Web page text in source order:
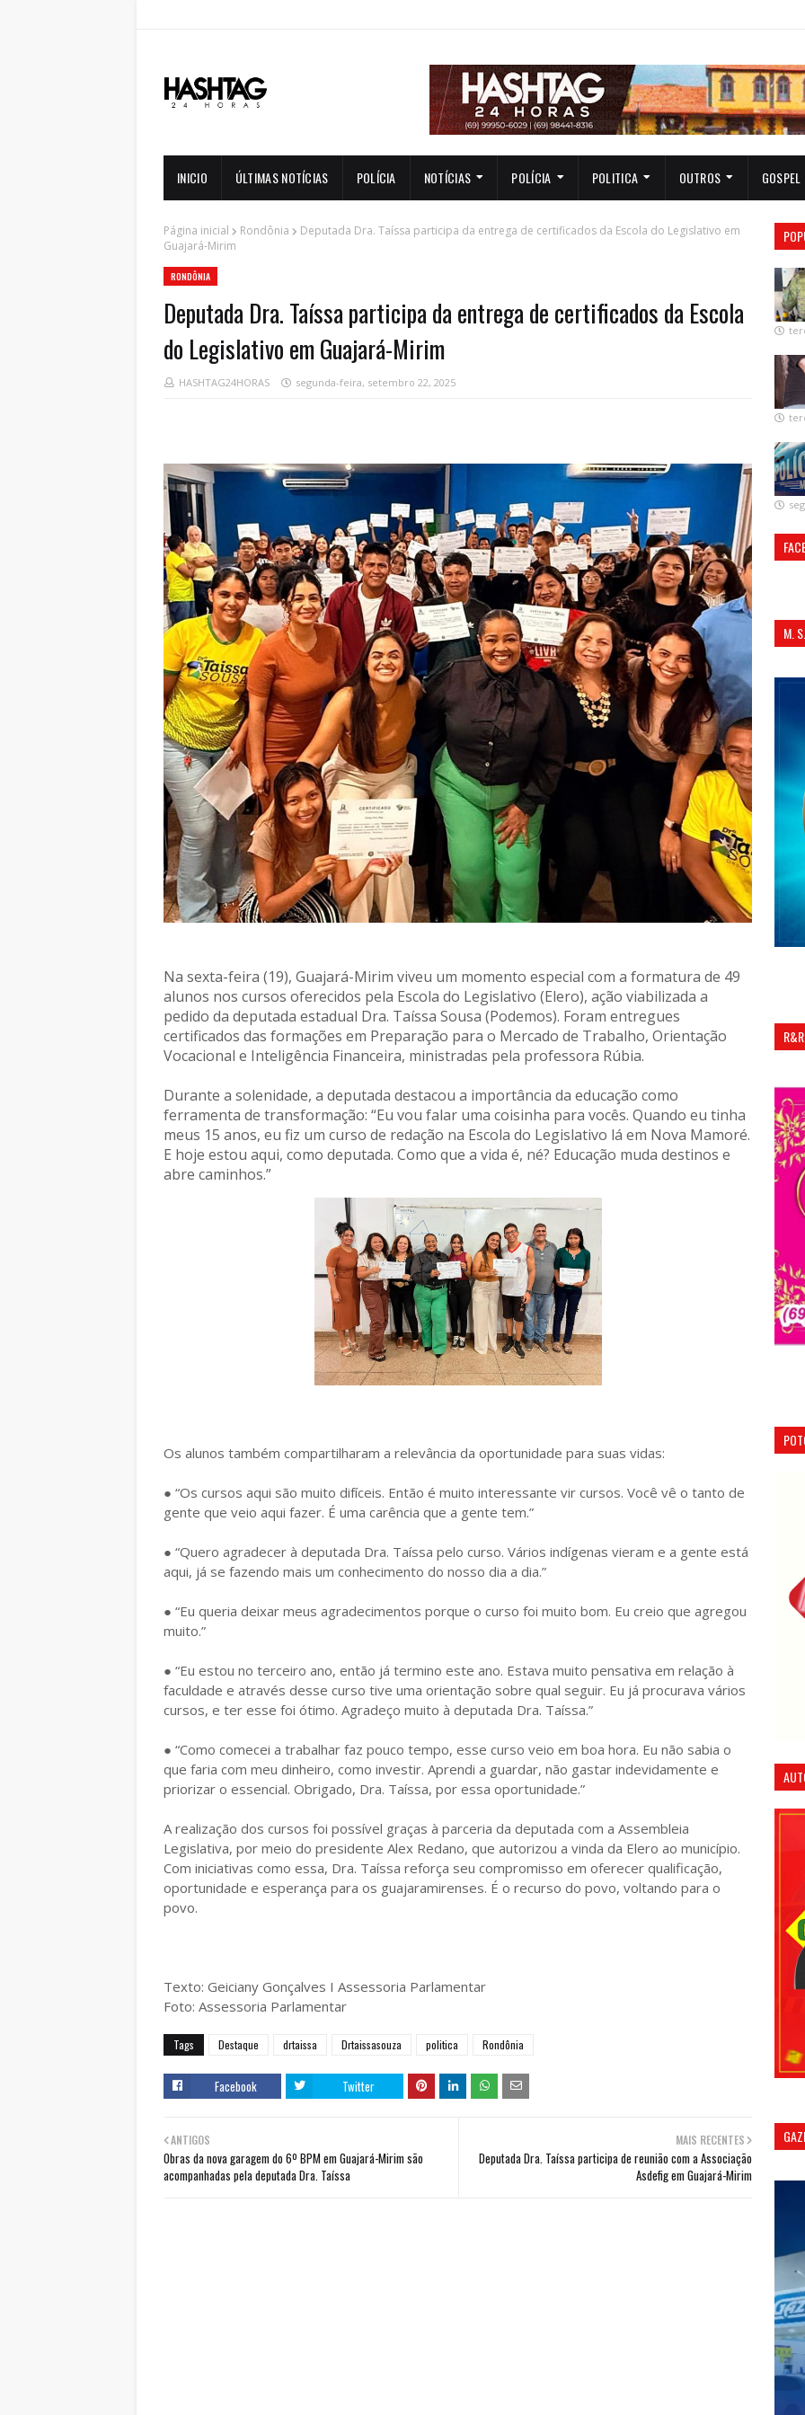
INICIO ÚLTIMAS NOTÍCIAS POLÍCIA NOTÍCIAS POLÍCIA POLITICA OUTROS GOSPEL
Página inicial Rondônia
Deputada Dra. Taíssa participa da entrega de certificados da Escola do Legislativo em
Guajará-Mirim
RONDÔNIA
Deputada Dra. Taíssa participa da entrega de certificados da Escola
do Legislativo em Guajará-Mirim
HASHTAG24HORAS segunda-feira, setembro 22, 2025
Na sexta-feira (19), Guajará-Mirim viveu um momento especial com a formatura de 49
alunos nos cursos oferecidos pela Escola do Legislativo (Elero), ação viabilizada a
pedido da deputada estadual Dra. Taíssa Sousa (Podemos). Foram entregues
certificados das formações em Preparação para o Mercado de Trabalho, Orientação
Vocacional e Inteligência Financeira, ministradas pela professora Rúbia.
Durante a solenidade, a deputada destacou a importância da educação como
ferramenta de transformação: “Eu vou falar uma coisinha para vocês. Quando eu tinha
meus 15 anos, eu fiz um curso de redação na Escola do Legislativo lá em Nova Mamoré.
E hoje estou aqui, como deputada. Como que a vida é, né? Educação muda destinos e
abre caminhos.”
Os alunos também compartilharam a relevância da oportunidade para suas vidas:
● “Os cursos aqui são muito difíceis. Então é muito interessante vir cursos. Você vê o tanto de
gente que veio aqui fazer. É uma carência que a gente tem.”
● “Quero agradecer à deputada Dra. Taíssa pelo curso. Vários indígenas vieram e a gente está
aqui, já se fazendo mais um conhecimento do nosso dia a dia.”
● “Eu queria deixar meus agradecimentos porque o curso foi muito bom. Eu creio que agregou
muito.”
● “Eu estou no terceiro ano, então já termino este ano. Estava muito pensativa em relação à
faculdade e através desse curso tive uma orientação sobre qual seguir. Eu já procurava vários
cursos, e ter esse foi ótimo. Agradeço muito à deputada Dra. Taíssa.”
● “Como comecei a trabalhar faz pouco tempo, esse curso veio em boa hora. Eu não sabia o
que faria com meu dinheiro, como investir. Aprendi a guardar, não gastar indevidamente e
priorizar o essencial. Obrigado, Dra. Taíssa, por essa oportunidade.”
A realização dos cursos foi possível graças à parceria da deputada com a Assembleia
Legislativa, por meio do presidente Alex Redano, que autorizou a vinda da Elero ao município.
Com iniciativas como essa, Dra. Taíssa reforça seu compromisso em oferecer qualificação,
oportunidade e esperança para os guajaramirenses. É o recurso do povo, voltando para o
povo.
Texto: Geiciany Gonçalves I Assessoria Parlamentar
Foto: Assessoria Parlamentar
Tags Destaque drtaissa Drtaissasouza politica Rondônia
Facebook Twitter
MAIS RECENTES
Deputada Dra. Taíssa participa de reunião com a Associação
Asdefig em Guajará-Mirim
ANTIGOS
Obras da nova garagem do 6º BPM em Guajará-Mirim são
acompanhadas pela deputada Dra. Taíssa
M.